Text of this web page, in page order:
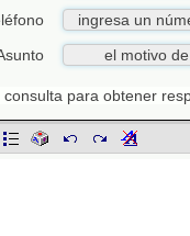
para obtener